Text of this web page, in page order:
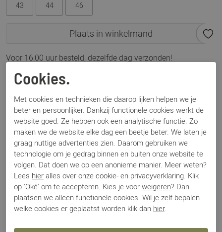
43 44 46
Plaats in winkelmand
Voor 16:00 uur besteld, dezelfde dag verzonden!
Omschrijving
Nubikk Basket Court Fur taupe
Specificaties
Merk
Nubikk
Artikelnummer
Basket Court Fur
Los voetbed
Ja
Categorie
Sneakers
Kleur
Taupe
Materiaal
Suede
Bestelcode
000002579
Cookies.
Met cookies en technieken die daarop lijken helpen we je
beter en persoonlijker. Dankzij functionele cookies werkt de
website goed. Ze hebben ook een analytische functie. Zo
maken we de website elke dag een beetje beter. We laten je
graag nuttige advertenties zien. Daarom gebruiken we
technologie om je gedrag binnen en buiten onze website te
volgen. Dat doen we op een anonieme manier. Meer weten?
Lees hier alles over onze cookie- en privacyverklaring. Klik
op 'Oké' om te accepteren. Kies je voor weigeren? Dan
plaatsen we alleen functionele cookies. Wil je zelf bepalen
welke cookies er geplaatst worden klik dan hier.